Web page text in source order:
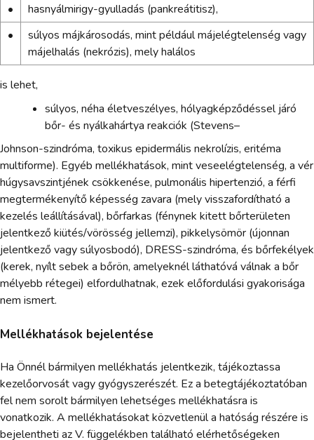
•
hasnyálmirigy-gyulladás (pankreátitisz),
•
súlyos májkárosodás, mint például májelégtelenség vagy
májelhalás (nekrózis), mely halálos
is lehet,
súlyos, néha életveszélyes, hólyagképződéssel járó
bőr- és nyálkahártya reakciók (Stevens–
Johnson-szindróma, toxikus epidermális nekrolízis, eritéma
multiforme). Egyéb mellékhatások, mint veseelégtelenség, a vér
húgysavszintjének csökkenése, pulmonális hipertenzió, a férfi
megtermékenyítő képesség zavara (mely visszafordítható a
kezelés leállításával), bőrfarkas (fénynek kitett bőrterületen
jelentkező kiütés/vörösség jellemzi), pikkelysömör (újonnan
jelentkező vagy súlyosbodó), DRESS-szindróma, és bőrfekélyek
(kerek, nyílt sebek a bőrön, amelyeknél láthatóvá válnak a bőr
mélyebb rétegei) elfordulhatnak, ezek előfordulási gyakorisága
nem ismert.
Mellékhatások bejelentése
Ha Önnél bármilyen mellékhatás jelentkezik, tájékoztassa
kezelőorvosát vagy gyógyszerészét. Ez a betegtájékoztatóban
fel nem sorolt bármilyen lehetséges mellékhatásra is
vonatkozik. A mellékhatásokat közvetlenül a hatóság részére is
bejelentheti az V. függelékben található elérhetőségeken